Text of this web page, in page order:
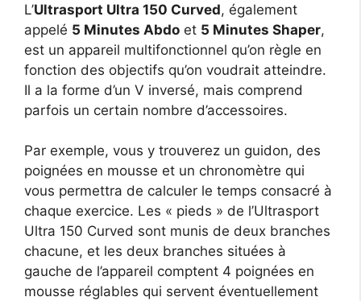
L’Ultrasport Ultra 150 Curved, également
appelé 5 Minutes Abdo et 5 Minutes Shaper,
est un appareil multifonctionnel qu’on règle en
fonction des objectifs qu’on voudrait atteindre.
Il a la forme d’un V inversé, mais comprend
parfois un certain nombre d’accessoires.
Par exemple, vous y trouverez un guidon, des
poignées en mousse et un chronomètre qui
vous permettra de calculer le temps consacré à
chaque exercice. Les « pieds » de l’Ultrasport
Ultra 150 Curved sont munis de deux branches
chacune, et les deux branches situées à
gauche de l’appareil comptent 4 poignées en
mousse réglables qui servent éventuellement